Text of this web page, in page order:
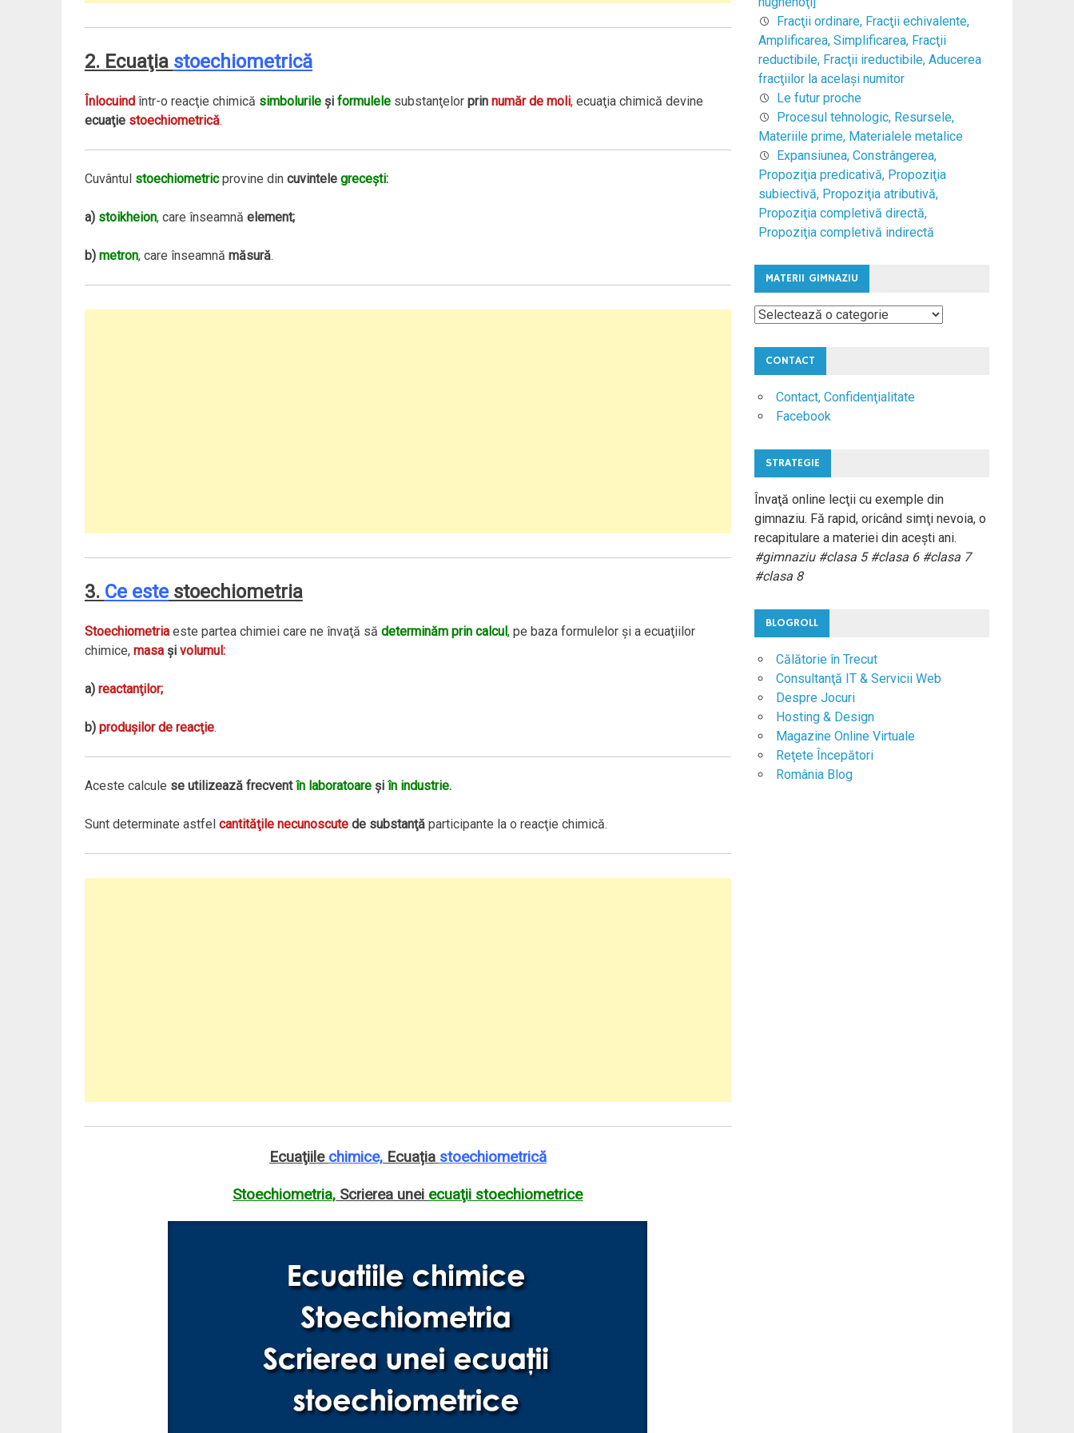
2. Ecuaţia stoechiometrică
Înlocuindîntr-o reacţie chimică simbolurileşi formulelesubstanţelor prin număr de moli,ecuaţia chimică devine
ecuaţie stoechiometrică.
Cuvântul stoechiometric provine din cuvintele greceşti:
a) stoikheion,care înseamnă element;
b) metron,care înseamnă măsură.
3. Ce estestoechiometria
Stoechiometriaeste partea chimiei care ne învaţă să determinăm prin calcul ,pe baza formulelor şi a ecuaţiilor
chimice, masaşi volumul:
a) reactanţilor;
b) produşilor de reacţie.
Aceste calcule se utilizează frecvent în laboratoareşi în industrie.
Sunt determinate astfel cantităţile necunoscute de substanţăparticipante la o reacţie chimică.
Ecuaţiile chimice,Ecuația stoechiometrică
Stoechiometria, Scrierea unei ecuaţii stoechiometrice
Fracţii ordinare, Fracţii echivalente,
Amplificarea, Simplificarea, Fracţii
reductibile, Fracţii ireductibile, Aducerea
fracţiilor la acelaşi numitor
Le futur proche
Procesul tehnologic, Resursele,
Materiile prime, Materialele metalice
Expansiunea, Constrângerea,
Propoziţia predicativă, Propoziţia
subiectivă, Propoziţia atributivă,
Propoziţia completivă directă,
Propoziţia completivă indirectă
MATERII GIMNAZIU
Materii
CONTACT
Contact, Confidenţialitate
Facebook
STRATEGIE
Învaţă online lecţii cu exemple din
gimnaziu. Fă rapid, oricând simţi nevoia, o
recapitulare a materiei din aceşti ani.
#gimnaziu #clasa 5 #clasa 6 #clasa 7
#clasa 8
BLOGROLL
Călătorie în Trecut
Consultanţă IT & Servicii Web
Despre Jocuri
Hosting & Design
Magazine Online Virtuale
Reţete Începători
România Blog